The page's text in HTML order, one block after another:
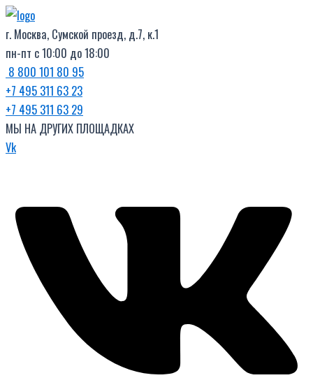
Перейти
к
содержимому
г. Москва, Сумской проезд, д.7, к.1
пн-пт с 10:00 до 18:00
8 800 101 80 95
+7 495 311 63 23
+7 495 311 63 29
МЫ НА ДРУГИХ ПЛОЩАДКАХ
Vk
Поиск
товаров